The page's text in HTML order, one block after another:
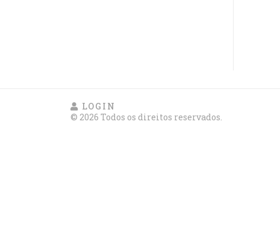
LOGIN
© 2026 Todos os direitos reservados.